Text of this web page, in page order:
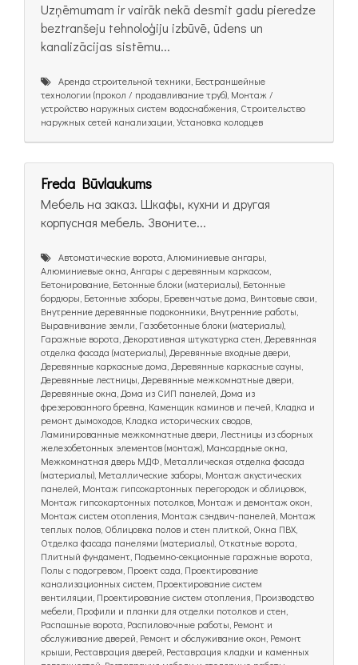
Uzņēmumam ir vairāk nekā desmit gadu pieredze
beztranšeju tehnoloģiju izbūvē, ūdens un
kanalizācijas sistēmu...
Аренда строительной техники, Бестраншейные
технологии (прокол / продавливание труб), Монтаж /
устройство наружных систем водоснабжения, Строительство
наружных сетей канализации, Установка колодцев
Freda Būvlaukums
Мебель на заказ. Шкафы, кухни и другая
корпусная мебель. Звоните...
Автоматические ворота, Алюминиевые ангары,
Алюминиевые окна, Ангары с деревянным каркасом,
Бетонирование, Бетонные блоки (материалы), Бетонные
бордюры, Бетонные заборы, Бревенчатые дома, Винтовые сваи,
Внутренние деревянные подоконники, Внутренние работы,
Выравнивание земли, Газобетонные блоки (материалы),
Гаражные ворота, Декоративная штукатурка стен, Деревянная
отделка фасада (материалы), Деревянные входные двери,
Деревянные каркасные дома, Деревянные каркасные сауны,
Деревянные лестницы, Деревянные межкомнатные двери,
Деревянные окна, Дома из СИП панелей, Дома из
фрезерованного бревна, Каменщик каминов и печей, Кладка и
ремонт дымоходов, Кладка исторических сводов,
Ламинированные межкомнатные двери, Лестницы из сборных
железобетонных элементов (монтаж), Мансардные окна,
Межкомнатная дверь МДФ, Металлическая отделка фасада
(материалы), Металлические заборы, Монтаж акустических
панелей, Монтаж гипсокартонных перегородок и облицовок,
Монтаж гипсокартонных потолков, Монтаж и демонтаж окон,
Монтаж систем отопления, Монтаж сэндвич-панелей, Монтаж
теплых полов, Облицовка полов и стен плиткой, Окна ПВХ,
Отделка фасада панелями (материалы), Откатные ворота,
Плитный фундамент, Подъемно-секционные гаражные ворота,
Полы с подогревом, Проект сада, Проектирование
канализационных систем, Проектирование систем
вентиляции, Проектирование систем отопления, Производство
мебели, Профили и планки для отделки потолков и стен,
Распашные ворота, Распиловочные работы, Ремонт и
обслуживание дверей, Ремонт и обслуживание окон, Ремонт
крыши, Реставрация дверей, Реставрация кладки и каменных